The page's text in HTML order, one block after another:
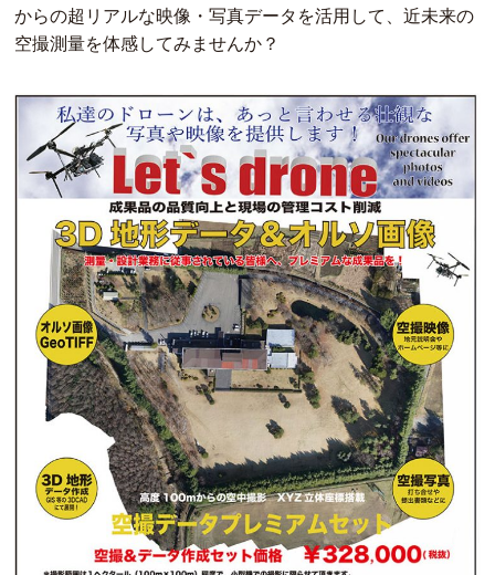
からの超リアルな映像・写真データを活用して、近未来の
空撮測量を体感してみませんか？